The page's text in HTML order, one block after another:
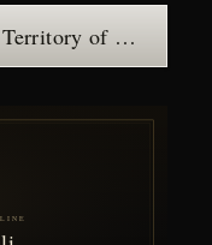
Museum of the City and Territory of Cori - Monumental Complex of S. Oliva — see the place →